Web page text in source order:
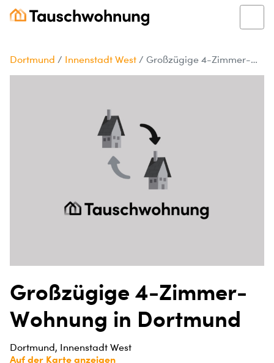
Dortmund / Innenstadt West / Großzügige 4-Zimmer-Wohnung in Dortmund
Großzügige 4-Zimmer-
Wohnung in Dortmund
Dortmund, Innenstadt West
Auf der Karte anzeigen